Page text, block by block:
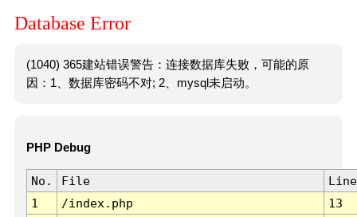
Database Error
(1040) 365建站错误警告：连接数据库失败，可能的原
因：1、数据库密码不对; 2、mysql未启动。
PHP Debug
No. File
Line
1
/index.php 13